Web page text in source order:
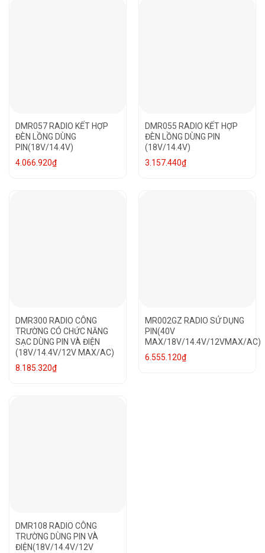
DMR057 RADIO KẾT HỢP
ĐÈN LỒNG DÙNG
PIN(18V/14.4V)
4.066.920₫
DMR055 RADIO KẾT HỢP
ĐÈN LỒNG DÙNG PIN
(18V/14.4V)
3.157.440₫
DMR300 RADIO CÔNG
TRƯỜNG CÓ CHỨC NĂNG
SẠC DÙNG PIN VÀ ĐIỆN
(18V/14.4V/12V MAX/AC)
8.185.320₫
MR002GZ RADIO SỬ DỤNG
PIN(40V
MAX/18V/14.4V/12VMAX/AC)
6.555.120₫
DMR108 RADIO CÔNG
TRƯỜNG DÙNG PIN VÀ
ĐIỆN(18V/14.4V/12V